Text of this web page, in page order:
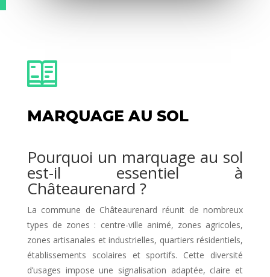
MARQUAGE AU SOL
Pourquoi un marquage au sol
est-il essentiel à
Châteaurenard ?
La commune de Châteaurenard réunit de nombreux
types de zones : centre-ville animé, zones agricoles,
zones artisanales et industrielles, quartiers résidentiels,
établissements scolaires et sportifs. Cette diversité
d’usages impose une signalisation adaptée, claire et